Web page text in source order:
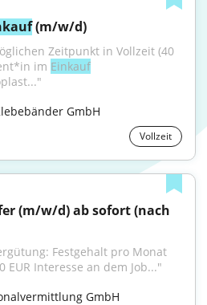
(m/w/d)
Zeitpunkt in Vollzeit (40
im Einkauf
GmbH
Vollzeit
(m/w/d) ab sofort (nach
Festgehalt pro Monat
EUR Interesse an dem Job..."
GmbH